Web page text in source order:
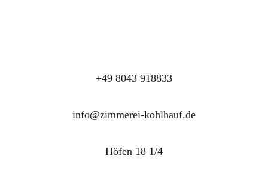
+49 8043 918833
info@zimmerei-kohlhauf.de
Höfen 18 1/4